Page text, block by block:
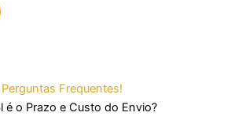
Perguntas Frequentes!
é o Prazo e Custo do Envio?